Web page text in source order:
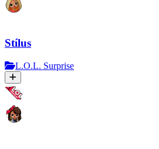
Stílus
L.O.L. Surprise